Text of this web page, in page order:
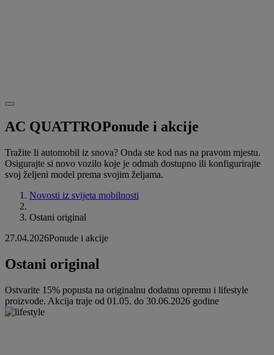
AC QUATTROPonude i akcije
Tražite li automobil iz snova? Onda ste kod nas na pravom mjestu.
Osigurajte si novo vozilo koje je odmah dostupno ili konfigurirajte
svoj željeni model prema svojim željama.
Novosti iz svijeta mobilnosti
Ostani original
27.04.2026Ponude i akcije
Ostani original
Ostvarite 15% popusta na originalnu dodatnu opremu i lifestyle
proizvode. Akcija traje od 01.05. do 30.06.2026 godine